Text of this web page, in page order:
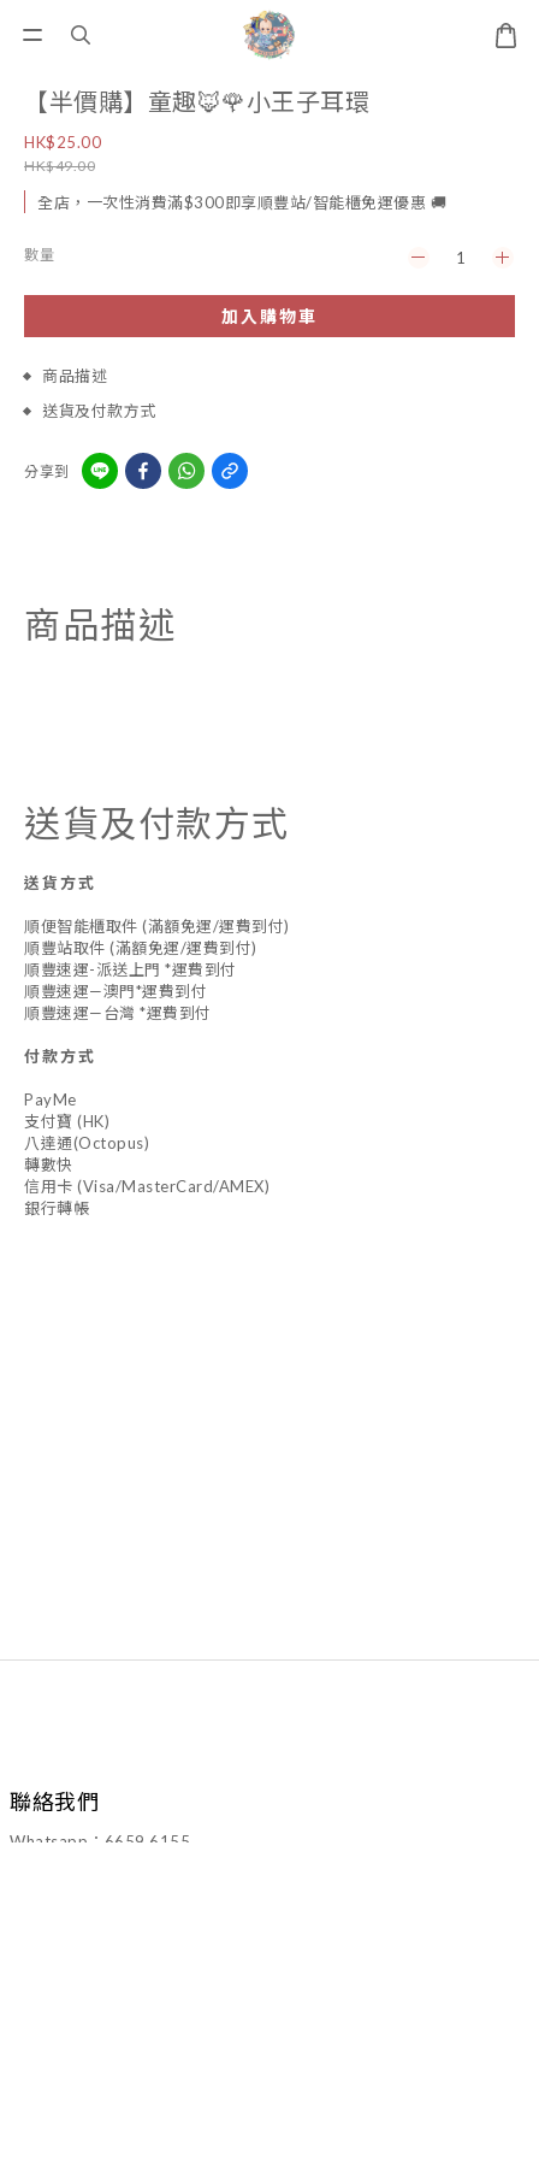
【半價購】童趣🦊🌹小王子耳環
HK$25.00
HK$49.00
全店，一次性消費滿$300即享順豐站/智能櫃免運優惠 🚚
數量
加入購物車
商品描述
送貨及付款方式
分享到
商品描述
送貨及付款方式
送貨方式
順便智能櫃取件 (滿額免運/運費到付)
順豐站取件 (滿額免運/運費到付)
順豐速運-派送上門 *運費到付
順豐速運—澳門*運費到付
順豐速運—台灣 *運費到付
付款方式
PayMe
支付寶 (HK)
八達通(Octopus)
轉數快
信用卡 (Visa/MasterCard/AMEX)
銀行轉帳
聯絡我們
Whatsapp：6659 6155